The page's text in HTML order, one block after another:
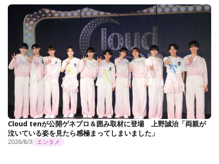
Cloud tenが公開ゲネプロ＆囲み取材に登場 上野誠治「両親が
泣いている姿を見たら感極まってしまいました」
2026/8/3 エンタメ